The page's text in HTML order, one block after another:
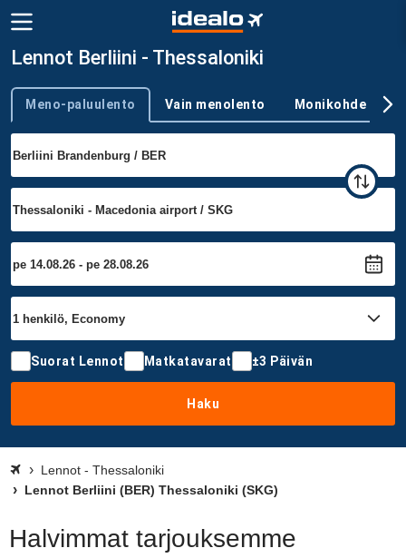
Lennot Berliini - Thessaloniki
Trip type
Meno-paluulento Vain menolento Monikohde
Suorat Lennot Matkatavarat ±3 Päivän
Haku
Lennot - Thessaloniki
Lennot Berliini (BER) Thessaloniki (SKG)
Halvimmat tarjouksemme